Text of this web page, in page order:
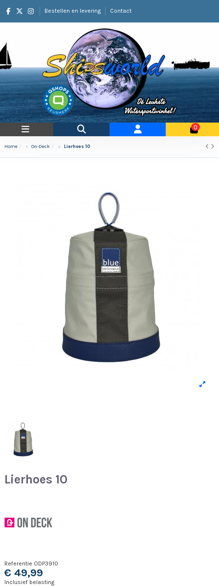
Bestellen en levering Contact
0
Home On-Deck Lierhoes 10
Lierhoes 10
Referentie ODP3910
€ 49,99
Inclusief belasting